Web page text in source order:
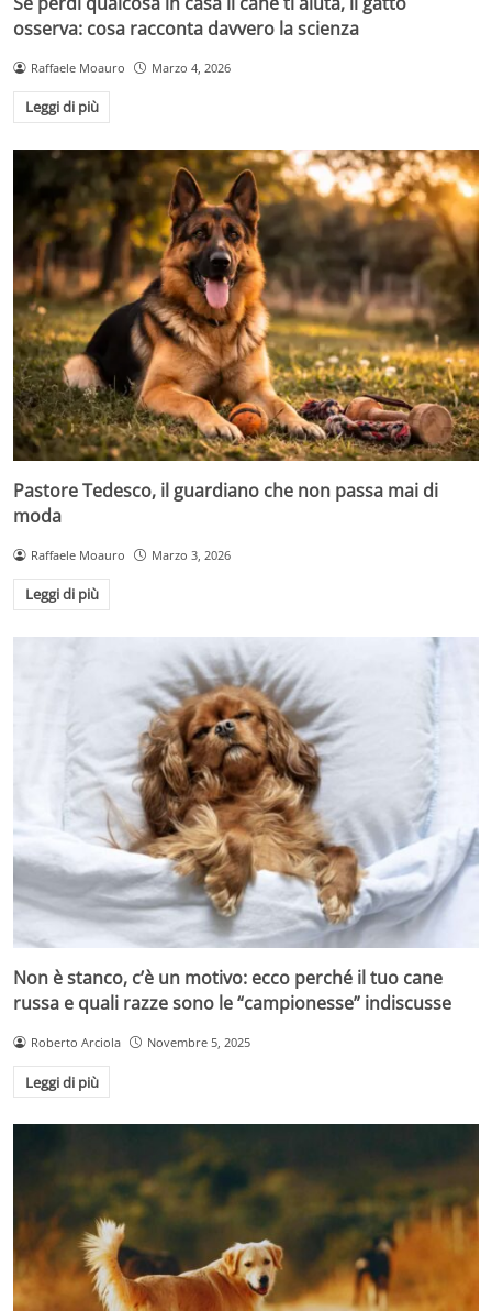
osserva: cosa racconta davvero la scienza
Raffaele Moauro Marzo 4, 2026
Leggi di più
Pastore Tedesco, il guardiano che non passa mai di
moda
Raffaele Moauro Marzo 3, 2026
Leggi di più
Non è stanco, c’è un motivo: ecco perché il tuo cane
russa e quali razze sono le “campionesse” indiscusse
Roberto Arciola Novembre 5, 2025
Leggi di più